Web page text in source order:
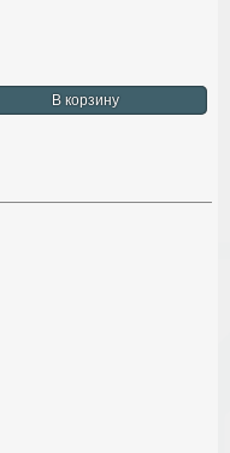
В корзину